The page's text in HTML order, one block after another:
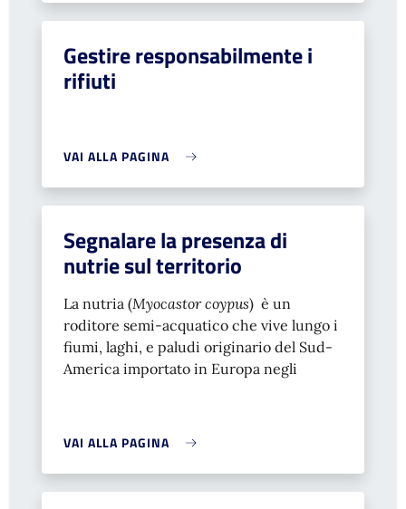
Gestire responsabilmente i
rifiuti
VAI ALLA PAGINA
Segnalare la presenza di
nutrie sul territorio
La nutria (Myocastor coypus) è un
roditore semi-acquatico che vive lungo i
fiumi, laghi, e paludi originario del Sud-
America importato in Europa negli
VAI ALLA PAGINA